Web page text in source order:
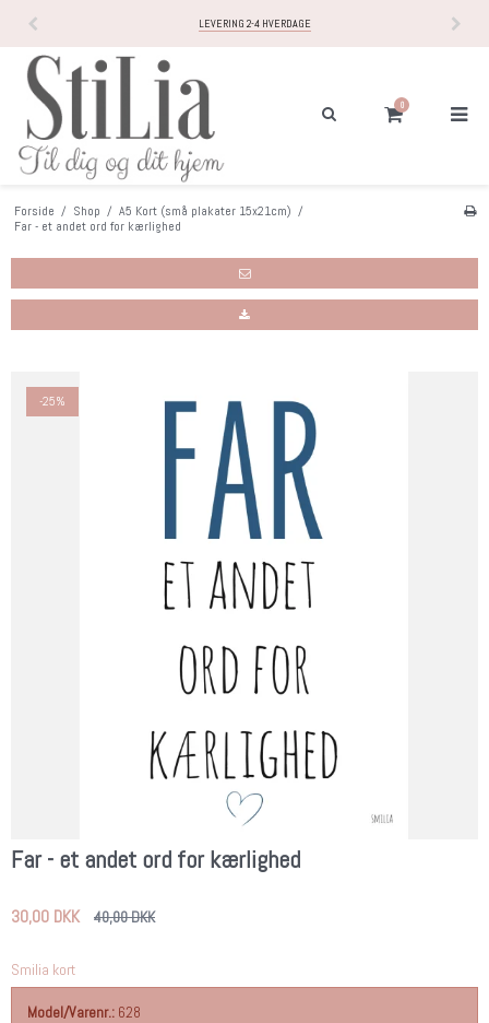
PÅ KØB OVER 499,-
0
Forside / Shop / A5 Kort (små plakater 15x21cm) /
Far - et andet ord for kærlighed
-25%
Far - et andet ord for kærlighed
30,00 DKK 40,00 DKK
Smilia kort
Model/Varenr.: 628